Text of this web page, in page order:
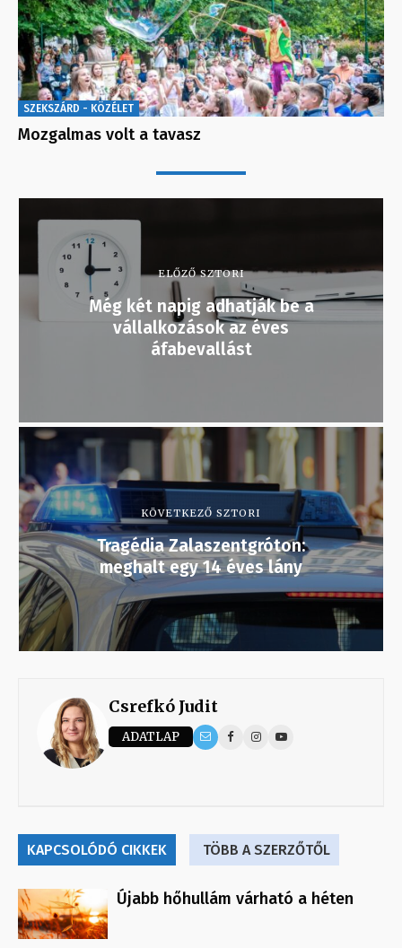
SZEKSZÁRD - KÖZÉLET
Mozgalmas volt a tavasz
ELŐZŐ SZTORI
Még két napig adhatják be a
vállalkozások az éves
áfabevallást
KÖVETKEZŐ SZTORI
Tragédia Zalaszentgróton:
meghalt egy 14 éves lány
Csrefkó Judit
ADATLAP
KAPCSOLÓDÓ CIKKEK TÖBB A SZERZŐTŐL
Újabb hőhullám várható a héten